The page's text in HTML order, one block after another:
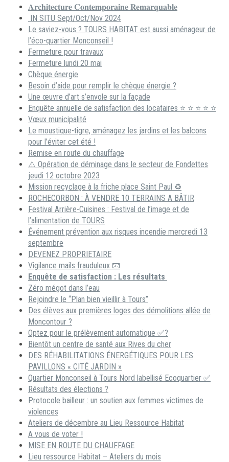
𝐀𝐫𝐜𝐡𝐢𝐭𝐞𝐜𝐭𝐮𝐫𝐞 𝐂𝐨𝐧𝐭𝐞𝐦𝐩𝐨𝐫𝐚𝐢𝐧𝐞 𝐑𝐞𝐦𝐚𝐫𝐪𝐮𝐚𝐛𝐥𝐞
IN SITU Sept/Oct/Nov 2024
Le saviez-vous ? TOURS HABITAT est aussi aménageur de
l’éco-quartier Monconseil !
Fermeture pour travaux
Fermeture lundi 20 mai
Chèque énergie
Besoin d’aide pour remplir le chèque énergie ?
Une œuvre d’art s’envole sur la façade
Enquête annuelle de satisfaction des locataires ⭐ ⭐ ⭐ ⭐ ⭐
Vœux municipalité
Le moustique-tigre, aménagez les jardins et les balcons
pour l’éviter cet été !
Remise en route du chauffage
⚠️ Opération de déminage dans le secteur de Fondettes
jeudi 12 octobre 2023
Mission recyclage à la friche place Saint Paul ♻️
ROCHECORBON : À VENDRE 10 TERRAINS A BÂTIR
Festival Arrière-Cuisines : Festival de l’image et de
l’alimentation de TOURS
Événement prévention aux risques incendie mercredi 13
septembre
DEVENEZ PROPRIETAIRE
Vigilance mails frauduleux 📧
Enquête de satisfaction : Les résultats
Zéro mégot dans l’eau
Rejoindre le “Plan bien vieillir à Tours”
Des élèves aux premières loges des démolitions allée de
Moncontour ?
Optez pour le prélèvement automatique ✅?
Bientôt un centre de santé aux Rives du cher
DES RÉHABILITATIONS ÉNERGÉTIQUES POUR LES
PAVILLONS « CITÉ JARDIN »
Quartier Monconseil à Tours Nord labellisé Ecoquartier ✅
Résultats des élections ?
Protocole bailleur : un soutien aux femmes victimes de
violences
Ateliers de décembre au Lieu Ressource Habitat
A vous de voter !
MISE EN ROUTE DU CHAUFFAGE
Lieu ressource Habitat – Ateliers du mois